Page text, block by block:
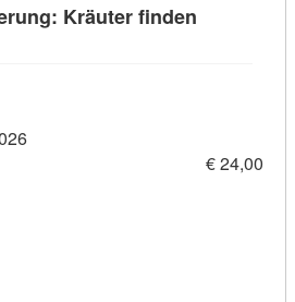
Kräuter finden
€ 24,00